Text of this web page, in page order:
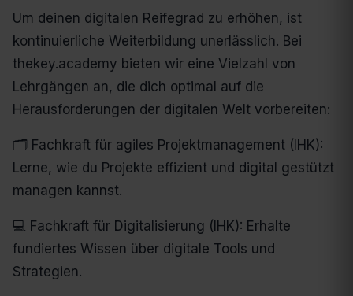
Um deinen digitalen Reifegrad zu erhöhen, ist
kontinuierliche Weiterbildung unerlässlich. Bei
thekey.academy bieten wir eine Vielzahl von
Lehrgängen an, die dich optimal auf die
Herausforderungen der digitalen Welt vorbereiten:
🗂️ Fachkraft für agiles Projektmanagement (IHK):
Lerne, wie du Projekte effizient und digital gestützt
managen kannst.
💻 Fachkraft für Digitalisierung (IHK): Erhalte
fundiertes Wissen über digitale Tools und
Strategien.